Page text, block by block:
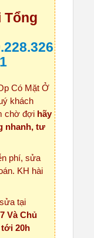
Có Mặt Ở
khách
chờ đợi hãy
nhanh, tư
phí, sửa
KH hài
tại
Và Chủ
20h